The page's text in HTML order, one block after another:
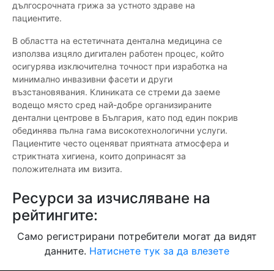
дългосрочната грижа за устното здраве на
пациентите.
В областта на естетичната дентална медицина се
използва изцяло дигитален работен процес, който
осигурява изключителна точност при изработка на
минимално инвазивни фасети и други
възстановявания. Клиниката се стреми да заеме
водещо място сред най-добре организираните
дентални центрове в България, като под един покрив
обединява пълна гама високотехнологични услуги.
Пациентите често оценяват приятната атмосфера и
стриктната хигиена, които допринасят за
положителната им визита.
Ресурси за изчисляване на
рейтингите:
Само регистрирани потребители могат да видят
данните. Натиснете тук за да влезете